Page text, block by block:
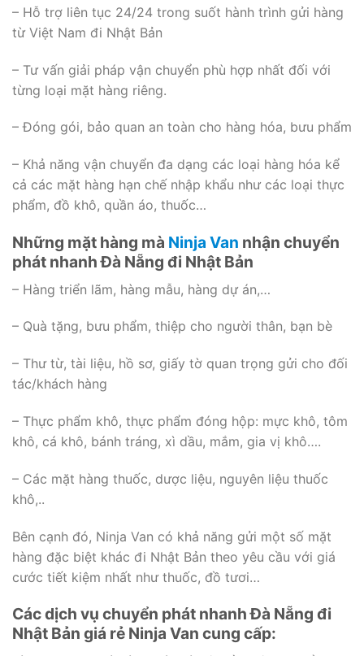
– Hỗ trợ liên tục 24/24 trong suốt hành trình gửi hàng
từ Việt Nam đi Nhật Bản
– Tư vấn giải pháp vận chuyển phù hợp nhất đối với
từng loại mặt hàng riêng.
– Đóng gói, bảo quan an toàn cho hàng hóa, bưu phẩm
– Khả năng vận chuyển đa dạng các loại hàng hóa kể
cả các mặt hàng hạn chế nhập khẩu như các loại thực
phẩm, đồ khô, quần áo, thuốc…
Những mặt hàng mà Ninja Van nhận chuyển
phát nhanh Đà Nẵng đi Nhật Bản
– Hàng triển lãm, hàng mẫu, hàng dự án,…
– Quà tặng, bưu phẩm, thiệp cho người thân, bạn bè
– Thư từ, tài liệu, hồ sơ, giấy tờ quan trọng gửi cho đối
tác/khách hàng
– Thực phẩm khô, thực phẩm đóng hộp: mực khô, tôm
khô, cá khô, bánh tráng, xì dầu, mắm, gia vị khô….
– Các mặt hàng thuốc, dược liệu, nguyên liệu thuốc
khô,..
Bên cạnh đó, Ninja Van có khả năng gửi một số mặt
hàng đặc biệt khác đi Nhật Bản theo yêu cầu với giá
cước tiết kiệm nhất như thuốc, đồ tươi…
Các dịch vụ chuyển phát nhanh Đà Nẵng đi
Nhật Bản giá rẻ Ninja Van cung cấp: